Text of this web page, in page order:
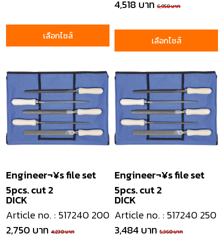
เลือกไซส์
4,518 บาท 6,950 บาท
เลือกไซส์
DICK
Engineer¬¥s file set
5pcs. cut 2
Article no. : 517240 200
2,750 บาท 4,230 บาท
DICK
Engineer¬¥s file set
5pcs. cut 2
Article no. : 517240 250
3,484 บาท 5,360 บาท